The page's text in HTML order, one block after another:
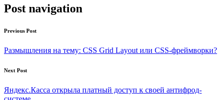
Post navigation
Previous Post
Размышления на тему: CSS Grid Layout или CSS-фреймворки?
Next Post
Яндекс.Касса открыла платный доступ к своей антифрод-